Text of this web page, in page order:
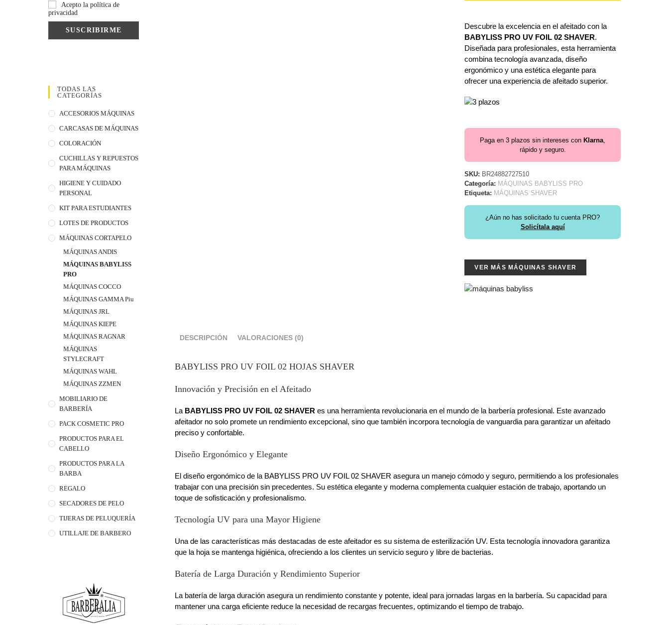
Acepto la política de
privacidad
TODAS LAS
CATEGORÍAS
ACCESORIOS MÁQUINAS
CARCASAS DE MÁQUINAS
COLORACIÓN
CUCHILLAS Y REPUESTOS
PARA MÁQUINAS
HIGIENE Y CUIDADO
PERSONAL
KIT PARA ESTUDIANTES
LOTES DE PRODUCTOS
MÁQUINAS CORTAPELO
MÁQUINAS ANDIS
MÁQUINAS BABYLISS
PRO
MÁQUINAS COCCO
MÁQUINAS GAMMA Piu
MÁQUINAS JRL
MÁQUINAS KIEPE
MÁQUINAS RAGNAR
MÁQUINAS
STYLECRAFT
MÁQUINAS WAHL
MÁQUINAS ZZMEN
MOBILIARIO DE
BARBERÍA
PACK COSMETIC PRO
PRODUCTOS PARA EL
CABELLO
PRODUCTOS PARA LA
BARBA
REGALO
SECADORES DE PELO
TIJERAS DE PELUQUERÍA
UTILLAJE DE BARBERO
Descubre la excelencia en el afeitado con la
BABYLISS PRO UV FOIL 02 SHAVER.
Diseñada para profesionales, esta herramienta
combina tecnología avanzada, diseño
ergonómico y una estética elegante para
ofrecer una experiencia de afeitado superior.
Paga en 3 plazos sin intereses con Klarna,
rápido y seguro.
SKU: BR24882727510
Categoría: MÁQUINAS BABYLISS PRO
Etiqueta: MÁQUINAS SHAVER
¿Aún no has solicitado tu cuenta PRO?
Solicítala aquí
VER MÁS MÁQUINAS SHAVER
DESCRIPCIÓN VALORACIONES (0)
BABYLISS PRO UV FOIL 02 HOJAS SHAVER
Innovación y Precisión en el Afeitado
La BABYLISS PRO UV FOIL 02 SHAVER es una herramienta revolucionaria en el mundo de la barbería profesional. Este avanzado
afeitador no solo promete un rendimiento excepcional, sino que también incorpora tecnología de vanguardia para garantizar un afeitado
preciso y confortable.
Diseño Ergonómico y Elegante
El diseño ergonómico de la BABYLISS PRO UV FOIL 02 SHAVER asegura un manejo cómodo y seguro, permitiendo a los profesionales
trabajar con una precisión sin precedentes. Su estética elegante y moderna complementa cualquier estación de trabajo, aportando un
toque de sofisticación y profesionalismo.
Tecnología UV para una Mayor Higiene
Una de las características más destacadas de este afeitador es su sistema de esterilización UV. Esta tecnología innovadora garantiza
que la hoja se mantenga higiénica, ofreciendo a los clientes un servicio seguro y libre de bacterias.
Batería de Larga Duración y Rendimiento Superior
La batería de larga duración asegura un rendimiento constante y potente, ideal para jornadas largas en la barbería. Su capacidad para
mantener una carga eficiente reduce la necesidad de recargas frecuentes, optimizando el tiempo de trabajo.